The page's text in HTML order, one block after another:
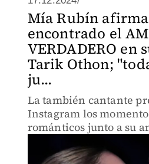
Mía Rubín
encontrado el
VERDADERO en
Tarik Othon;
ju...
La también cantante
Instagram los
románticos junto a su